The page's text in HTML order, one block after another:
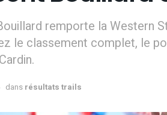
remporte la Western
le classement complet, le
dans résultats trails